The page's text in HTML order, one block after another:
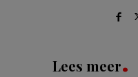
Lees meer